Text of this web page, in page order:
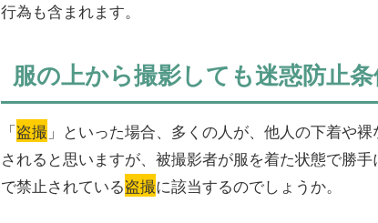
行為も含まれます。
服の上から撮影しても迷惑防止
「盗撮 」といった場合、多くの人が、他人の下着や
されると思いますが、被撮影者が服を着た状態で勝手
で禁止されている盗撮に該当するのでしょうか。